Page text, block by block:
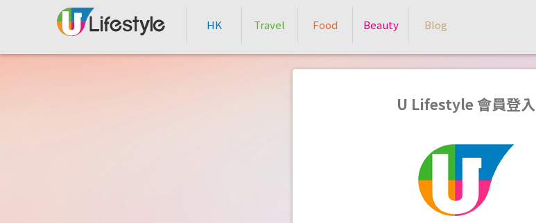
HK Travel Food Beauty Blog
U Lifestyle 會員登入